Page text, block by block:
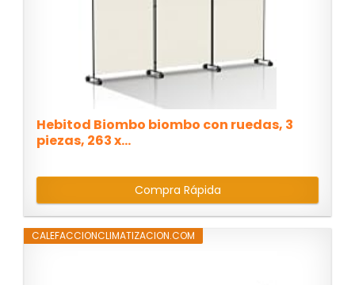
Hebitod Biombo biombo con ruedas, 3
piezas, 263 x...
Compra Rápida
CALEFACCIONCLIMATIZACION.COM